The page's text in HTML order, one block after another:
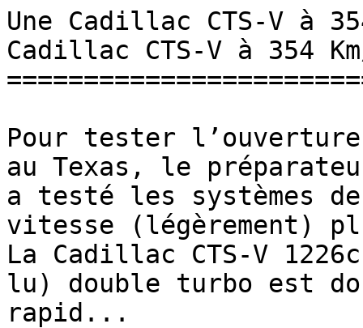
Une Cadillac CTS-V à
Cadillac CTS-V à 354
Pour tester
au Texas, le
a testé les systèmes
vitesse (légèrement)
La Cadillac CTS-V
lu) double turbo est
rapid...